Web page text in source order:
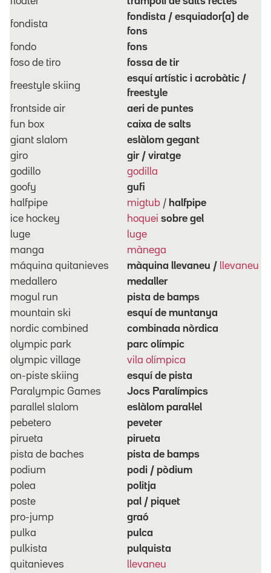
fondista
fondista / esquiador(a) de
fons
fondo
fons
foso de tiro
fossa de tir
freestyle skiing
esquí artístic i acrobàtic /
freestyle
frontside air
aeri de puntes
fun box
caixa de salts
giant slalom
eslàlom gegant
giro
gir / viratge
godillo
godilla
goofy
gufi
halfpipe
migtub / halfpipe
ice hockey
hoquei sobre gel
luge
luge
manga
mànega
máquina quitanieves
màquina llevaneu /
llevaneu
medallero
medaller
mogul run
pista de bamps
mountain ski
esquí de muntanya
nordic combined
combinada nòrdica
olympic park
parc olímpic
olympic village
vila olímpica
on-piste skiing
esquí de pista
Paralympic Games
Jocs Paralímpics
parallel slalom
eslàlom paral·lel
pebetero
peveter
pirueta
pirueta
pista de baches
pista de bamps
podium
podi / pòdium
polea
politja
poste
pal / piquet
pro-jump
graó
pulka
pulca
pulkista
pulquista
quitanieves
llevaneu